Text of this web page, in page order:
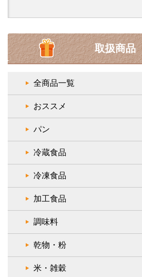
取扱商品
全商品一覧
おススメ
パン
冷蔵食品
冷凍食品
加工食品
調味料
乾物・粉
米・雑穀